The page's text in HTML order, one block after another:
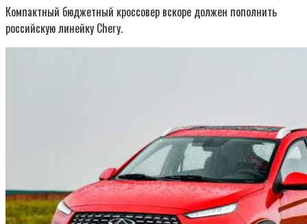
Компактный бюджетный кроссовер вскоре должен пополнить
российскую линейку Chery.